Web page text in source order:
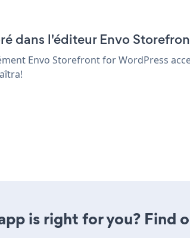
dans l'éditeur Envo
Envo Storefront for WordPress
is right for you? Find